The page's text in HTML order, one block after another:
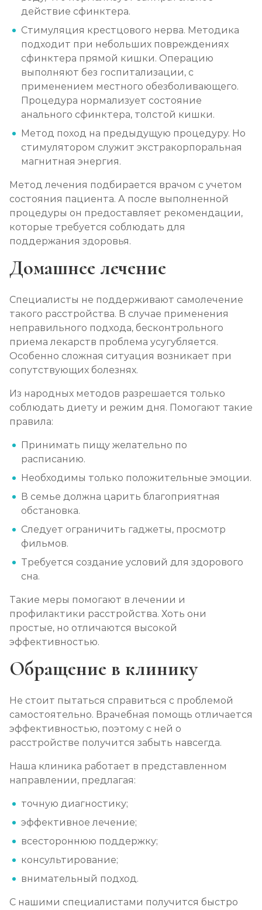
действие сфинктера.
Стимуляция крестцового нерва. Методика
подходит при небольших повреждениях
сфинктера прямой кишки. Операцию
выполняют без госпитализации, с
применением местного обезболивающего.
Процедура нормализует состояние
анального сфинктера, толстой кишки.
Метод поход на предыдущую процедуру. Но
стимулятором служит экстракорпоральная
магнитная энергия.
Метод лечения подбирается врачом с учетом
состояния пациента. А после выполненной
процедуры он предоставляет рекомендации,
которые требуется соблюдать для
поддержания здоровья.
Домашнее лечение
Специалисты не поддерживают самолечение
такого расстройства. В случае применения
неправильного подхода, бесконтрольного
приема лекарств проблема усугубляется.
Особенно сложная ситуация возникает при
сопутствующих болезнях.
Из народных методов разрешается только
соблюдать диету и режим дня. Помогают такие
правила:
Принимать пищу желательно по
расписанию.
Необходимы только положительные эмоции.
В семье должна царить благоприятная
обстановка.
Следует ограничить гаджеты, просмотр
фильмов.
Требуется создание условий для здорового
сна.
Такие меры помогают в лечении и
профилактики расстройства. Хоть они
простые, но отличаются высокой
эффективностью.
Обращение в клинику
Не стоит пытаться справиться с проблемой
самостоятельно. Врачебная помощь отличается
эффективностью, поэтому с ней о
расстройстве получится забыть навсегда.
Наша клиника работает в представленном
направлении, предлагая:
точную диагностику;
эффективное лечение;
всестороннюю поддержку;
консультирование;
внимательный подход.
С нашими специалистами получится быстро